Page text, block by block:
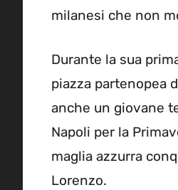
milanesi che non
Durante la sua
piazza partenopea
anche un giovane
Napoli per la
maglia azzurra
Lorenzo.